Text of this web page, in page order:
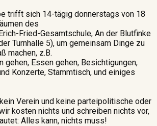
trifft sich 14-tägig donnerstags von 18
des
Fried-Gesamtschule, An der Blutfinke
Turnhalle 5), um gemeinsam Dinge zu
machen, z.B.
gehen, Essen gehen, Besichtigungen,
Konzerte, Stammtisch, und einiges
Verein und keine parteipolitische oder
kosten nichts und schreiben nichts vor,
Alles kann, nichts muss!